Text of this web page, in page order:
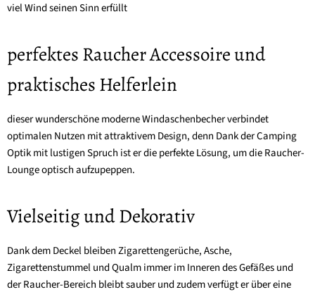
viel Wind seinen Sinn erfüllt
perfektes Raucher Accessoire und
praktisches Helferlein
dieser wunderschöne moderne Windaschenbecher verbindet
optimalen Nutzen mit attraktivem Design, denn Dank der Camping
Optik mit lustigen Spruch ist er die perfekte Lösung, um die Raucher-
Lounge optisch aufzupeppen.
Vielseitig und Dekorativ
Dank dem Deckel bleiben Zigarettengerüche, Asche,
Zigarettenstummel und Qualm immer im Inneren des Gefäßes und
der Raucher-Bereich bleibt sauber und zudem verfügt er über eine